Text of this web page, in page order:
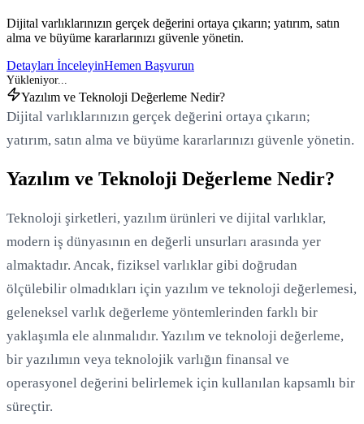
Dijital varlıklarınızın gerçek değerini ortaya çıkarın; yatırım, satın
alma ve büyüme kararlarınızı güvenle yönetin.
Detayları İnceleyinHemen Başvurun
Yazılım ve Teknoloji Değerleme Nedir?
Dijital varlıklarınızın gerçek değerini ortaya çıkarın;
yatırım, satın alma ve büyüme kararlarınızı güvenle yönetin.
Yazılım ve Teknoloji Değerleme Nedir?
Teknoloji şirketleri, yazılım ürünleri ve dijital varlıklar,
modern iş dünyasının en değerli unsurları arasında yer
almaktadır. Ancak, fiziksel varlıklar gibi doğrudan
ölçülebilir olmadıkları için yazılım ve teknoloji değerlemesi,
geleneksel varlık değerleme yöntemlerinden farklı bir
yaklaşımla ele alınmalıdır. Yazılım ve teknoloji değerleme,
bir yazılımın veya teknolojik varlığın finansal ve
operasyonel değerini belirlemek için kullanılan kapsamlı bir
süreçtir.